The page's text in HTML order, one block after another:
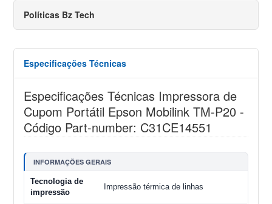
Políticas Bz Tech
Especificações Técnicas
Especificações Técnicas Impressora de
Cupom Portátil Epson Mobilink TM-P20 -
Código Part-number: C31CE14551
INFORMAÇÕES GERAIS
Tecnologia de
impressão
Impressão térmica de linhas